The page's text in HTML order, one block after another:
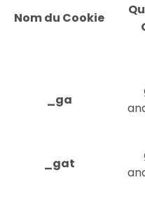
Nom du Cookie
_ga
_gat